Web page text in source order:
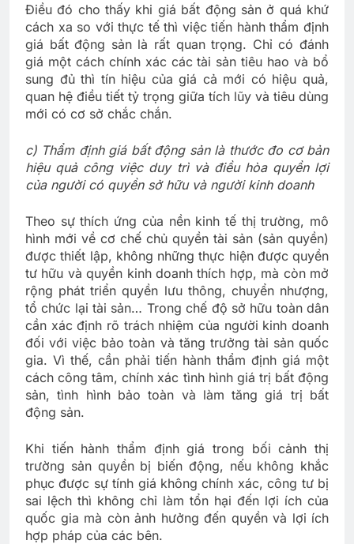
Điều đó cho thấy khi giá bất động sản ở quá khứ
cách xa so với thực tế thì việc tiến hành thẩm định
giá bất động sản là rất quan trọng. Chỉ có đánh
giá một cách chính xác các tài sản tiêu hao và bổ
sung đủ thì tín hiệu của giá cả mới có hiệu quả,
quan hệ điều tiết tỷ trọng giữa tích lũy và tiêu dùng
mới có cơ sở chắc chắn.
c) Thẩm định giá bất động sản là thước đo cơ bản
hiệu quả công việc duy trì và điều hòa quyền lợi
của người có quyền sở hữu và người kinh doanh
Theo sự thích ứng của nền kinh tế thị trường, mô
hình mới về cơ chế chủ quyền tài sản (sản quyền)
được thiết lập, không những thực hiện được quyền
tư hữu và quyền kinh doanh thích hợp, mà còn mở
rộng phát triển quyền lưu thông, chuyển nhượng,
tổ chức lại tài sản… Trong chế độ sở hữu toàn dân
cần xác định rõ trách nhiệm của người kinh doanh
đối với việc bảo toàn và tăng trưởng tài sản quốc
gia. Vì thế, cần phải tiến hành thẩm định giá một
cách công tâm, chính xác tình hình giá trị bất động
sản, tình hình bảo toàn và làm tăng giá trị bất
động sản.
Khi tiến hành thẩm định giá trong bối cảnh thị
trường sản quyền bị biến động, nếu không khắc
phục được sự tính giá không chính xác, công tư bị
sai lệch thì không chỉ làm tổn hại đến lợi ích của
quốc gia mà còn ảnh hưởng đến quyền và lợi ích
hợp pháp của các bên.